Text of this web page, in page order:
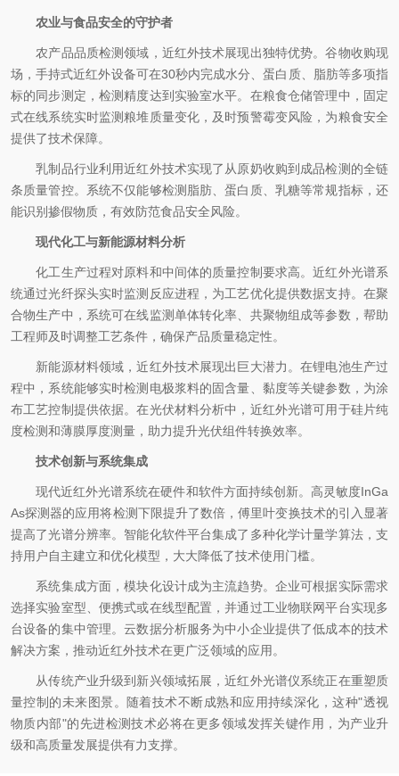
农业与食品安全的守护者
农产品品质检测领域，近红外技术展现出独特优势。谷物收购现
场，手持式近红外设备可在30秒内完成水分、蛋白质、脂肪等多项指
标的同步测定，检测精度达到实验室水平。在粮食仓储管理中，固定
式在线系统实时监测粮堆质量变化，及时预警霉变风险，为粮食安全
提供了技术保障。
乳制品行业利用近红外技术实现了从原奶收购到成品检测的全链
条质量管控。系统不仅能够检测脂肪、蛋白质、乳糖等常规指标，还
能识别掺假物质，有效防范食品安全风险。
现代化工与新能源材料分析
化工生产过程对原料和中间体的质量控制要求高。近红外光谱系
统通过光纤探头实时监测反应进程，为工艺优化提供数据支持。在聚
合物生产中，系统可在线监测单体转化率、共聚物组成等参数，帮助
工程师及时调整工艺条件，确保产品质量稳定性。
新能源材料领域，近红外技术展现出巨大潜力。在锂电池生产过
程中，系统能够实时检测电极浆料的固含量、黏度等关键参数，为涂
布工艺控制提供依据。在光伏材料分析中，近红外光谱可用于硅片纯
度检测和薄膜厚度测量，助力提升光伏组件转换效率。
技术创新与系统集成
现代近红外光谱系统在硬件和软件方面持续创新。高灵敏度InGa
As探测器的应用将检测下限提升了数倍，傅里叶变换技术的引入显著
提高了光谱分辨率。智能化软件平台集成了多种化学计量学算法，支
持用户自主建立和优化模型，大大降低了技术使用门槛。
系统集成方面，模块化设计成为主流趋势。企业可根据实际需求
选择实验室型、便携式或在线型配置，并通过工业物联网平台实现多
台设备的集中管理。云数据分析服务为中小企业提供了低成本的技术
解决方案，推动近红外技术在更广泛领域的应用。
从传统产业升级到新兴领域拓展，近红外光谱仪系统正在重塑质
量控制的未来图景。随着技术不断成熟和应用持续深化，这种"透视
物质内部"的先进检测技术必将在更多领域发挥关键作用，为产业升
级和高质量发展提供有力支撑。